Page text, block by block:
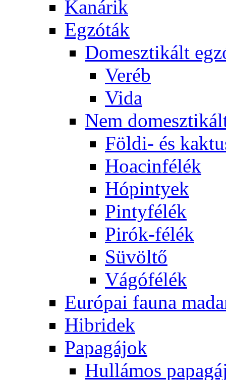
Kanárik
Egzóták
Domesztikált
Veréb
Vida
Nem
Földi- és
Hoacinfélék
Hópintyek
Pintyfélék
Pirók-félék
Süvöltő
Vágófélék
Európai fauna
Hibridek
Papagájok
Hullámos